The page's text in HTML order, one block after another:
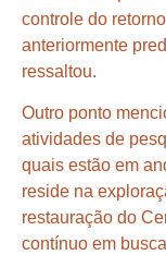
controle do
anteriormente
ressaltou.
Outro ponto
atividades de
quais estão em
reside na
restauração do
contínuo em